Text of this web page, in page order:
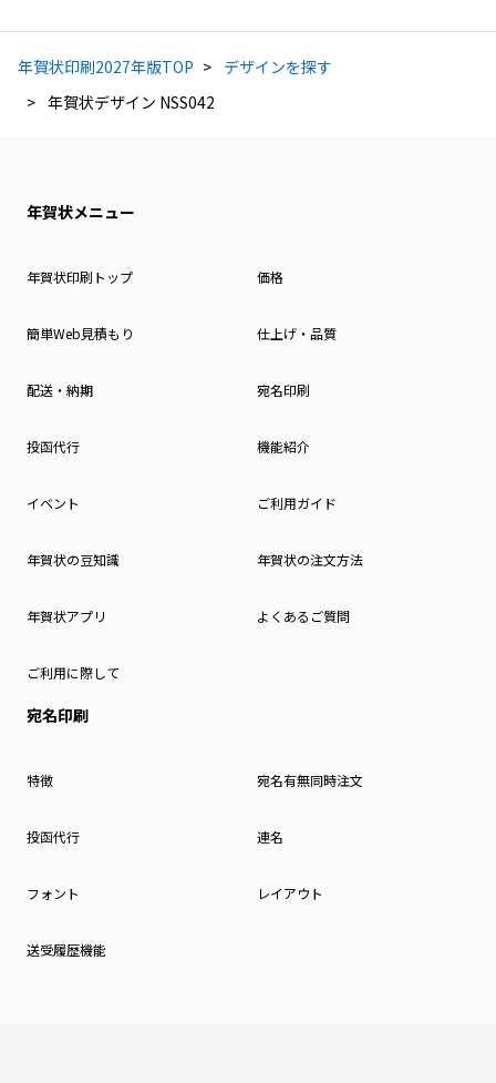
年賀状印刷2027年版TOP
デザインを探す
年賀状デザイン NSS042
年賀状メニュー
年賀状印刷トップ 価格
簡単Web見積もり 仕上げ・品質
配送・納期 宛名印刷
投函代行 機能紹介
イベント ご利用ガイド
年賀状の豆知識 年賀状の注文方法
年賀状アプリ よくあるご質問
ご利用に際して
宛名印刷
特徴 宛名有無同時注文
投函代行 連名
フォント レイアウト
送受履歴機能